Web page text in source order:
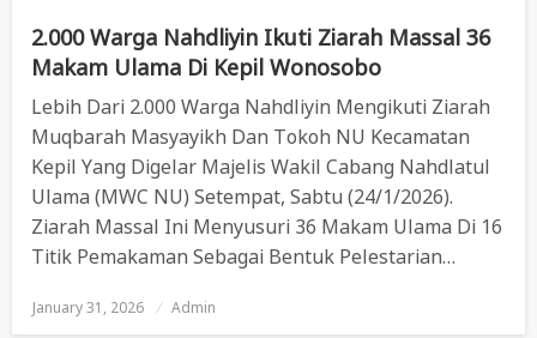
2.000 Warga Nahdliyin Ikuti Ziarah Massal 36
Makam Ulama Di Kepil Wonosobo
Lebih Dari 2.000 Warga Nahdliyin Mengikuti Ziarah
Muqbarah Masyayikh Dan Tokoh NU Kecamatan
Kepil Yang Digelar Majelis Wakil Cabang Nahdlatul
Ulama (MWC NU) Setempat, Sabtu (24/1/2026).
Ziarah Massal Ini Menyusuri 36 Makam Ulama Di 16
Titik Pemakaman Sebagai Bentuk Pelestarian…
Posted
January 31, 2026 Admin